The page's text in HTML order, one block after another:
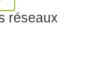
réseaux